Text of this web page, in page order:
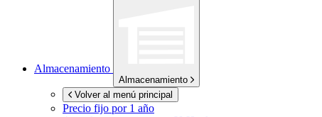
Almacenamiento
Almacenamiento
Volver al menú principal
Precio fijo por 1 año